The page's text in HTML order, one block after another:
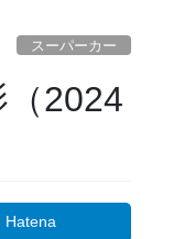
スーパーカー
2024
Hatena